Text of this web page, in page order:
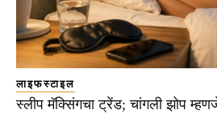
लाइफस्टाइल
स्लीप मॅक्सिंगचा ट्रेंड; चांगली झोप